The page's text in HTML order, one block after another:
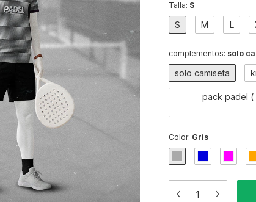
Talla: S
S M L
complementos: solo
solo camiseta
pack padel (
Color: Gris